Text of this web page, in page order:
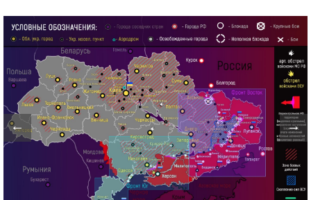
← →